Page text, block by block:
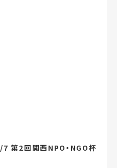
7 第2回関西NPO・NGO杯